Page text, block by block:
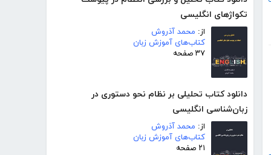
تکواژهای انگلیسی
از: محمد آذروش
کتاب‌های آموزش زبان
۳۷ صفحه
دانلود کتاب تحلیلی بر نظام نحو دستوری در
زبان‌شناسی انگلیسی
از: محمد آذروش
کتاب‌های آموزش زبان
۲۱ صفحه